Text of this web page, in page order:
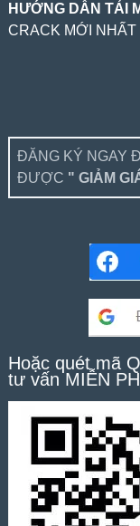
HƯỚNG DẪN TẢI
CRACK MỚI NHẤT
ĐĂNG KÝ NGAY
ĐƯỢC " GIẢM
Hoặc quét mã
tư vấn MIỄN